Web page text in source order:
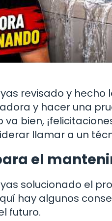
revisado y
y hacer una
va bien,
llamar a un
el
solucionado el
hay algunos
futuro.